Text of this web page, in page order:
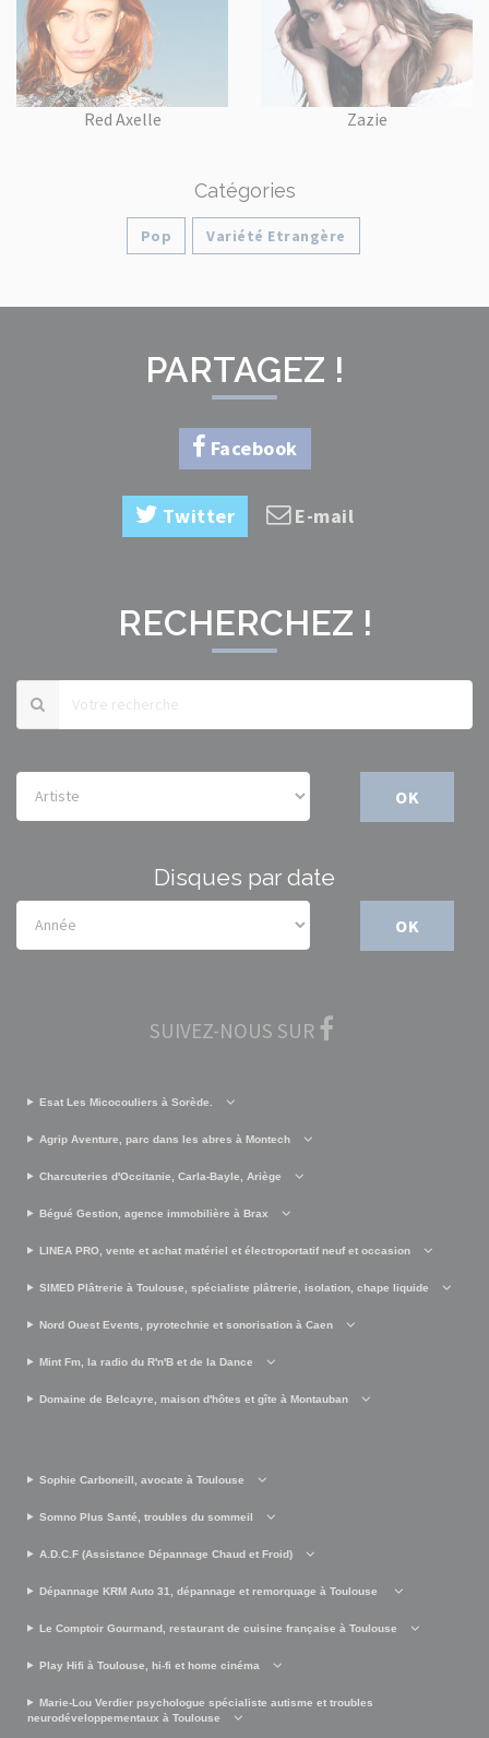
Red Axelle Zazie
Catégories
Pop Variété Etrangère
PARTAGEZ !
Facebook
Twitter E-mail
RECHERCHEZ !
OK
Disques par date
OK
SUIVEZ-NOUS SUR
Esat Les Micocouliers à Sorède.
Agrip Aventure, parc dans les abres à Montech
Charcuteries d'Occitanie, Carla-Bayle, Ariège
Bégué Gestion, agence immobilière à Brax
LINEA PRO, vente et achat matériel et électroportatif neuf et occasion
SIMED Plâtrerie à Toulouse, spécialiste plâtrerie, isolation, chape liquide
Nord Ouest Events, pyrotechnie et sonorisation à Caen
Mint Fm, la radio du R'n'B et de la Dance
Domaine de Belcayre, maison d'hôtes et gîte à Montauban
Sophie Carboneill, avocate à Toulouse
Somno Plus Santé, troubles du sommeil
A.D.C.F (Assistance Dépannage Chaud et Froid)
Dépannage KRM Auto 31, dépannage et remorquage à Toulouse
Le Comptoir Gourmand, restaurant de cuisine française à Toulouse
Play Hifi à Toulouse, hi-fi et home cinéma
Marie-Lou Verdier psychologue spécialiste autisme et troubles
neurodéveloppementaux à Toulouse